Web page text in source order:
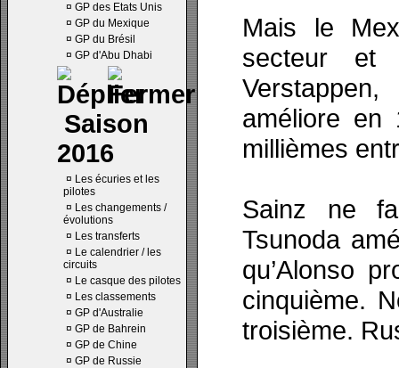
¤ GP des Etats Unis
¤ GP du Mexique
¤ GP du Brésil
¤ GP d'Abu Dhabi
Saison
2016
¤ Les écuries et les
pilotes
¤ Les changements /
évolutions
¤ Les transferts
¤ Le calendrier / les
circuits
¤ Le casque des pilotes
¤ Les classements
¤ GP d'Australie
¤ GP de Bahrein
¤ GP de Chine
¤ GP de Russie
Mais le
secteur et
améliore en
millièmes
Sainz ne
Tsunoda
qu’Alonso
cinquième.
troisième.